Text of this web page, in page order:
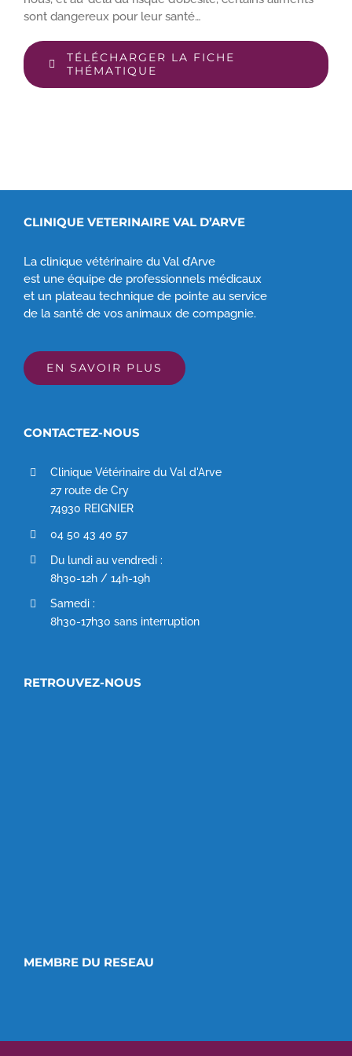
sont dangereux pour leur santé…
TÉLÉCHARGER LA FICHE
THÉMATIQUE
CLINIQUE VETERINAIRE VAL D’ARVE
La clinique vétérinaire du Val d’Arve
est une équipe de professionnels médicaux
et un plateau technique de pointe au service
de la santé de vos animaux de compagnie.
EN SAVOIR PLUS
CONTACTEZ-NOUS
Clinique Vétérinaire du Val d'Arve
27 route de Cry
74930 REIGNIER
04 50 43 40 57
Du lundi au vendredi :
8h30-12h / 14h-19h
Samedi :
8h30-17h30 sans interruption
RETROUVEZ-NOUS
MEMBRE DU RESEAU